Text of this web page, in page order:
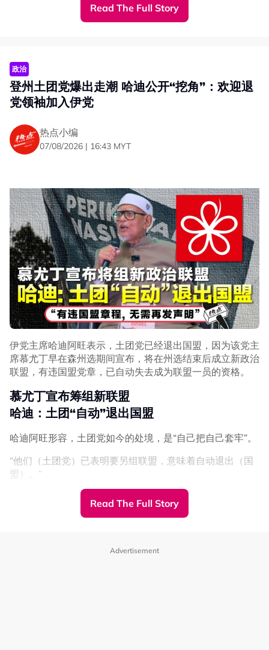
“截至目前，主席理事会从未召开会议，来决定土团党在国
阿兹敏：他无权决定土团地位
阿兹敏进一步指出，哈迪阿旺无权单方面决定土团党在国盟
的地位，也没有相关否决权。
他批评，哈迪阿旺发表相关言论，显示他对国盟章程缺乏基
本了解。
会会议中投票。”
指伊党主导后不再遵循章程
阿兹敏批国盟无视民主程序
阿兹敏直指，伊党主导下的国盟已不再遵循联盟章程，也无
视良好治理原则，行事鲁莽且不符合民主原则。
他指控，国盟主席阿末三苏里及国盟总秘书达基尤丁于7月
16日，阻止土团党代表出席国盟最高理事会议的做法，明
显违反国盟章程。
他说，那次会议作出了森州选举的议席分配，以及与国阵合
作的决定。
“因此，土团党将针对涉嫌严重违反国盟章程一事，向社团
注册局（ROS）提出正式投诉。”
他强调，土团党将继续依据法律及《联邦宪法》行事，同时
荣，并惠及全民的未来。
Read The Full Story
政治
登州土团党爆出走潮 哈迪公开“挖角”：欢迎退
党领袖加入伊党
热点小编
07/08/2026 | 16:43 MYT
伊党主席哈迪阿旺表示，土团党已经退出国盟，因为该党主
席慕尤丁早在森州选期间宣布，将在州选结束后成立新政治
联盟，有违国盟党章，已自动失去成为联盟一员的资格。
慕尤丁宣布筹组新联盟
哈迪：土团“自动”退出国盟
哈迪阿旺形容，土团党如今的处境，是“自己把自己套牢”。
“他们（土团党）已表明要另组联盟，意味着自动退出（国
盟）。”
“无需再发表任何声明或作正式决定，因为他们自己发表了
这样的声明，把自己套牢了。”
盟，就会自动失去成员资格。
Read The Full Story
Advertisement